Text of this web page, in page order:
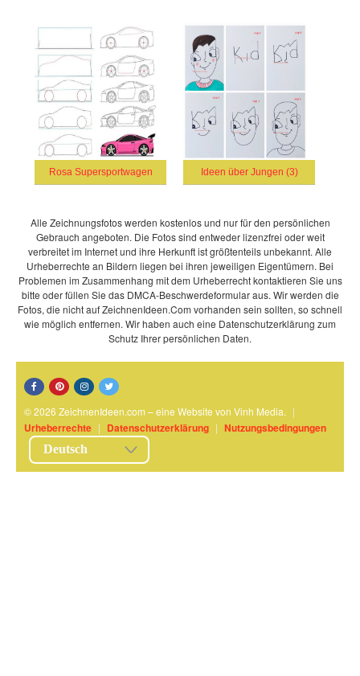
Rosa Supersportwagen Ideen über Jungen (3)
Alle Zeichnungsfotos werden kostenlos und nur für den persönlichen
Gebrauch angeboten. Die Fotos sind entweder lizenzfrei oder weit
verbreitet im Internet und ihre Herkunft ist größtenteils unbekannt. Alle
Urheberrechte an Bildern liegen bei ihren jeweiligen Eigentümern. Bei
Problemen im Zusammenhang mit dem Urheberrecht kontaktieren Sie uns
bitte oder füllen Sie das DMCA-Beschwerdeformular aus. Wir werden die
Fotos, die nicht auf ZeichnenIdeen.Com vorhanden sein sollten, so schnell
wie möglich entfernen. Wir haben auch eine Datenschutzerklärung zum
Schutz Ihrer persönlichen Daten.
© 2026 ZeichnenIdeen.com – eine Website von Vinh Media. |
Urheberrechte | Datenschutzerklärung | Nutzungsbedingungen
Deutsch